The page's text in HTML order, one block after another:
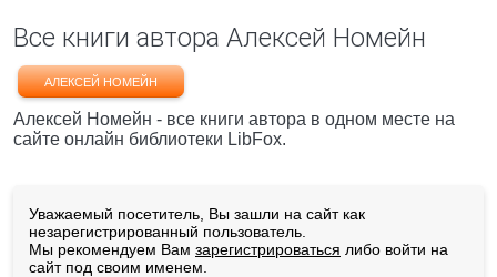
Все книги автора Алексей Номейн
АЛЕКСЕЙ НОМЕЙН
Алексей Номейн - все книги автора в одном месте на
сайте онлайн библиотеки LibFox.
Уважаемый посетитель, Вы зашли на сайт как
незарегистрированный пользователь.
Мы рекомендуем Вам зарегистрироваться либо войти на
сайт под своим именем.